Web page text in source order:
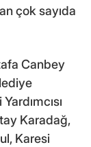
çok sayıda
Canbey
Karadağ,
Karesi